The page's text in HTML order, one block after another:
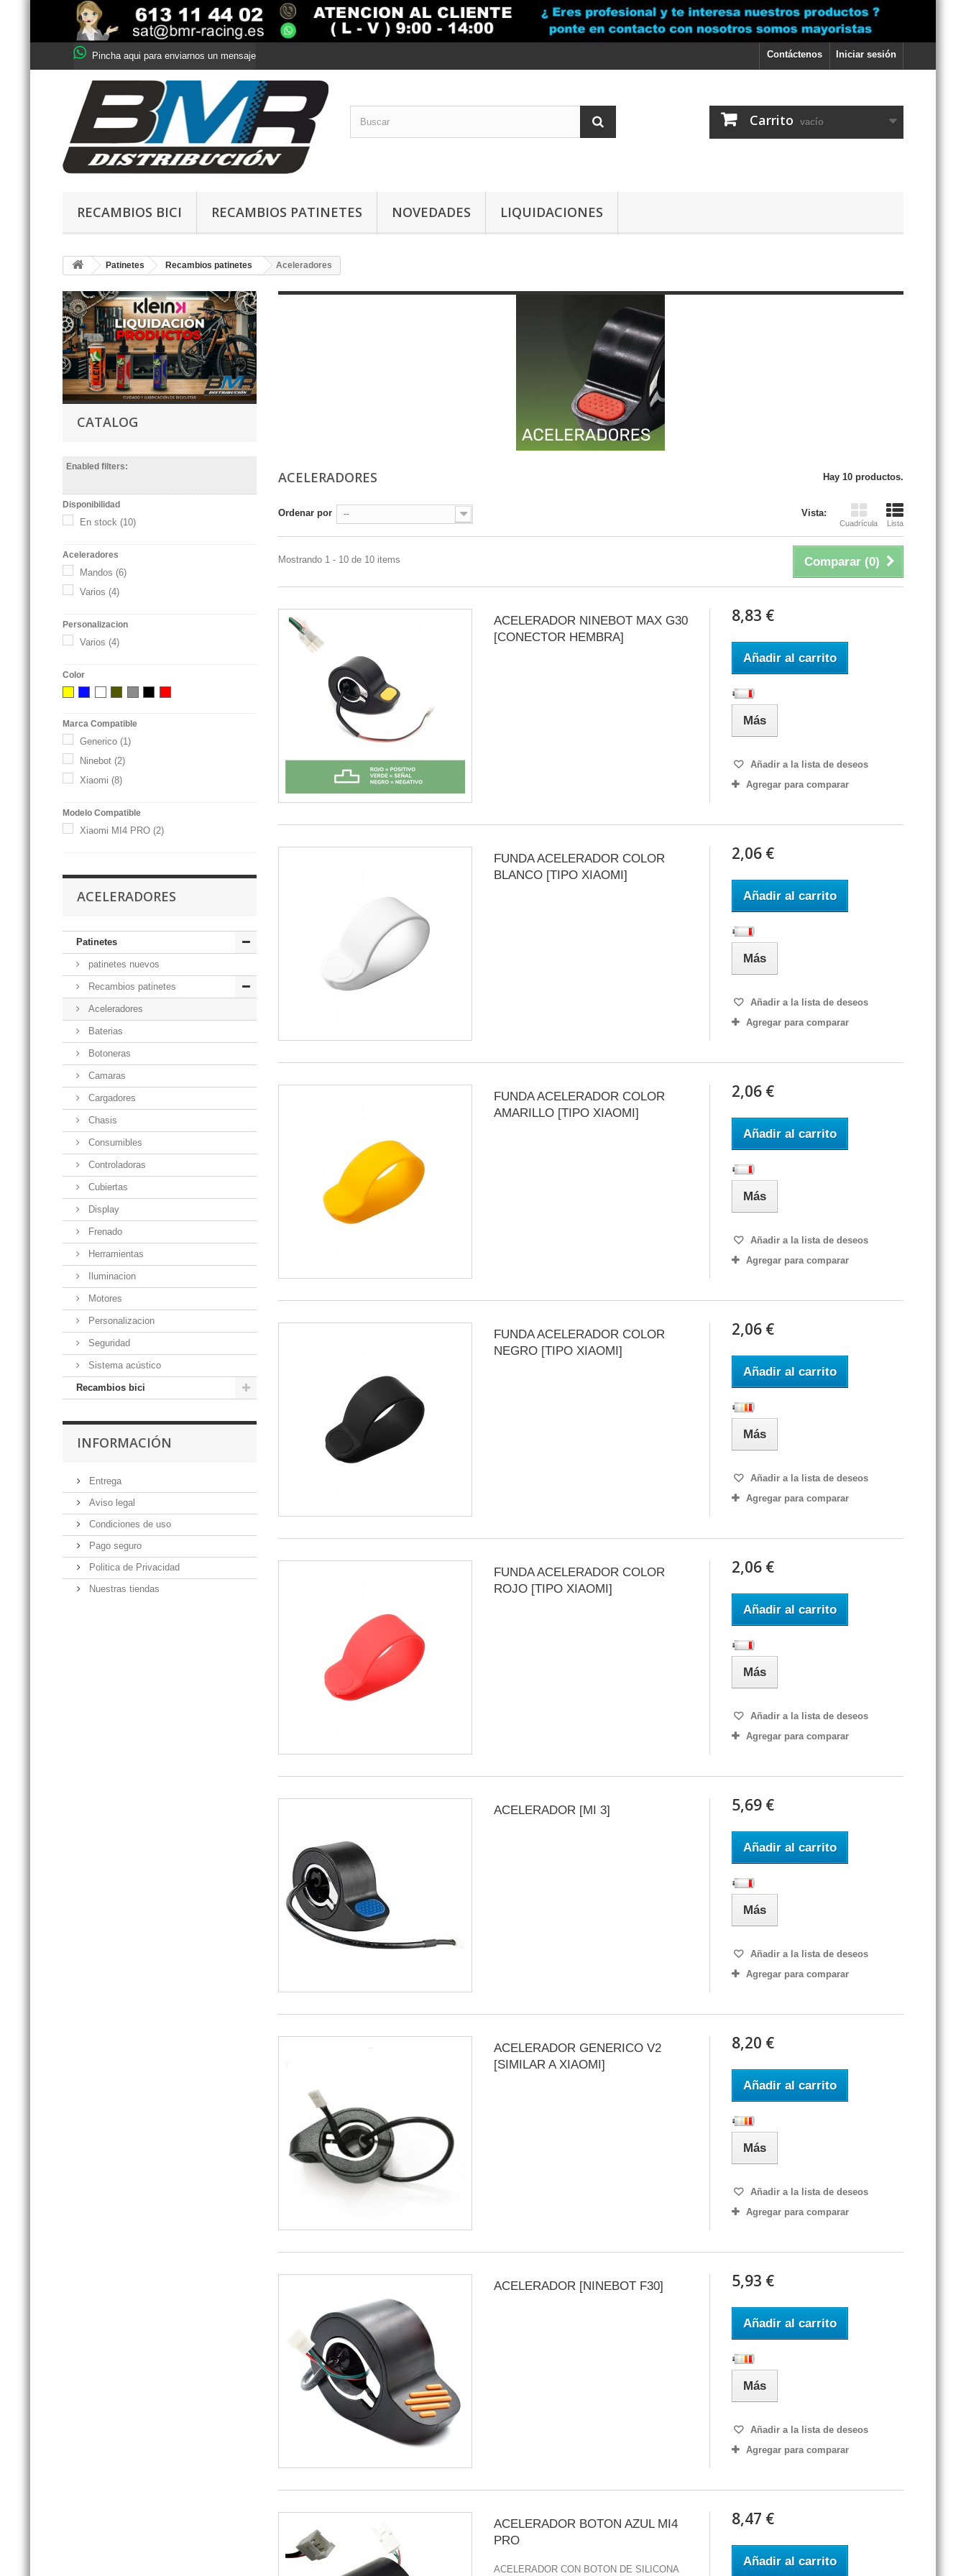
Iniciar sesión
Contáctenos
Pincha aqui para enviarnos un mensaje
Carrito vacío
RECAMBIOS BICI RECAMBIOS PATINETES NOVEDADES LIQUIDACIONES
Patinetes Recambios patinetes Aceleradores
CATALOG
Enabled filters:
Disponibilidad
En stock (10)
Aceleradores
Mandos (6)
Varios (4)
Personalizacion
Varios (4)
Color
Marca Compatible
Generico (1)
Ninebot (2)
Xiaomi (8)
Modelo Compatible
Xiaomi MI4 PRO (2)
ACELERADORES
Patinetes
patinetes nuevos
Recambios patinetes
Aceleradores
Baterias
Botoneras
Camaras
Cargadores
Chasis
Consumibles
Controladoras
Cubiertas
Display
Frenado
Herramientas
Iluminacion
Motores
Personalizacion
Seguridad
Sistema acústico
Recambios bici
INFORMACIÓN
Entrega
Aviso legal
Condiciones de uso
Pago seguro
Politica de Privacidad
Nuestras tiendas
ACELERADORES Hay 10 productos.
Vista:
Cuadrícula Lista
Ordenar por --
Comparar (0)
Mostrando 1 - 10 de 10 items
ACELERADOR NINEBOT MAX G30
[CONECTOR HEMBRA]
8,83 €
Añadir al carrito
Más
Añadir a la lista de deseos
Agregar para comparar
FUNDA ACELERADOR COLOR
BLANCO [TIPO XIAOMI]
2,06 €
Añadir al carrito
Más
Añadir a la lista de deseos
Agregar para comparar
FUNDA ACELERADOR COLOR
AMARILLO [TIPO XIAOMI]
2,06 €
Añadir al carrito
Más
Añadir a la lista de deseos
Agregar para comparar
FUNDA ACELERADOR COLOR
NEGRO [TIPO XIAOMI]
2,06 €
Añadir al carrito
Más
Añadir a la lista de deseos
Agregar para comparar
FUNDA ACELERADOR COLOR
ROJO [TIPO XIAOMI]
2,06 €
Añadir al carrito
Más
Añadir a la lista de deseos
Agregar para comparar
ACELERADOR [MI 3] 5,69 €
Añadir al carrito
Más
Añadir a la lista de deseos
Agregar para comparar
ACELERADOR GENERICO V2
[SIMILAR A XIAOMI]
8,20 €
Añadir al carrito
Más
Añadir a la lista de deseos
Agregar para comparar
ACELERADOR [NINEBOT F30] 5,93 €
Añadir al carrito
Más
Añadir a la lista de deseos
Agregar para comparar
ACELERADOR BOTON AZUL MI4
PRO
ACELERADOR CON BOTON DE SILICONA
8,47 €
Añadir al carrito